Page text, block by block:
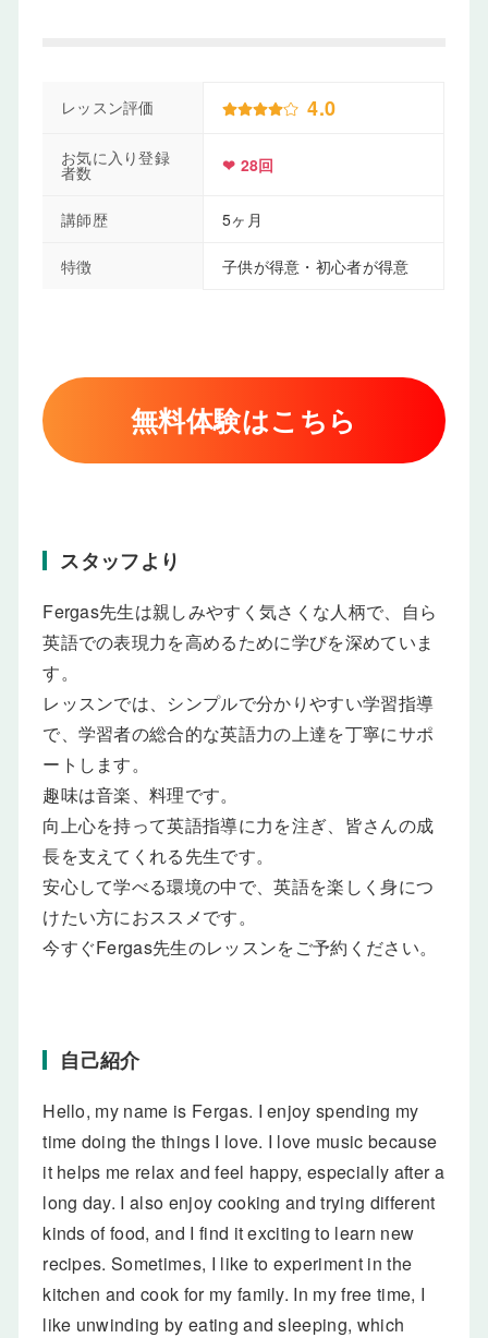
レッスン評価 4.0
お気に入り登録
者数 ❤ 28回
講師歴 5ヶ月
特徴 子供が得意・初心者が得意
無料体験はこちら
スタッフより
Fergas先生は親しみやすく気さくな人柄で、自ら
英語での表現力を高めるために学びを深めていま
す。
レッスンでは、シンプルで分かりやすい学習指導
で、学習者の総合的な英語力の上達を丁寧にサポ
ートします。
趣味は音楽、料理です。
向上心を持って英語指導に力を注ぎ、皆さんの成
長を支えてくれる先生です。
安心して学べる環境の中で、英語を楽しく身につ
けたい方におススメです。
今すぐFergas先生のレッスンをご予約ください。
自己紹介
Hello, my name is Fergas. I enjoy spending my
time doing the things I love. I love music because
it helps me relax and feel happy, especially after a
long day. I also enjoy cooking and trying different
kinds of food, and I find it exciting to learn new
recipes. Sometimes, I like to experiment in the
kitchen and cook for my family. In my free time, I
like unwinding by eating and sleeping, which